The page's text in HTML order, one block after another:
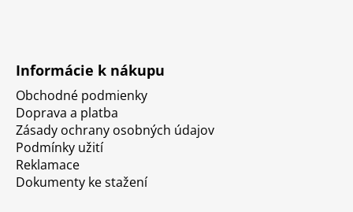
Informácie k nákupu
Obchodné podmienky
Doprava a platba
Zásady ochrany osobných údajov
Podmínky užití
Reklamace
Dokumenty ke stažení